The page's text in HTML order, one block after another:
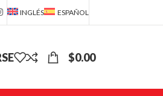
INGLÉS ESPAÑOL
$0.00